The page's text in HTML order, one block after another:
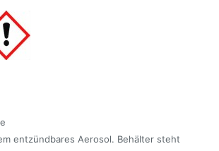
entzündbares Aerosol. Behälter steht